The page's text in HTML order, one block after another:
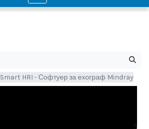
Smart HRI - Софтуер за ехограф Mindray